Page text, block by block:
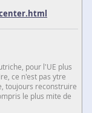
pour l'UE plus
ce n'est pas ytre
toujours reconstruire
le plus mite de